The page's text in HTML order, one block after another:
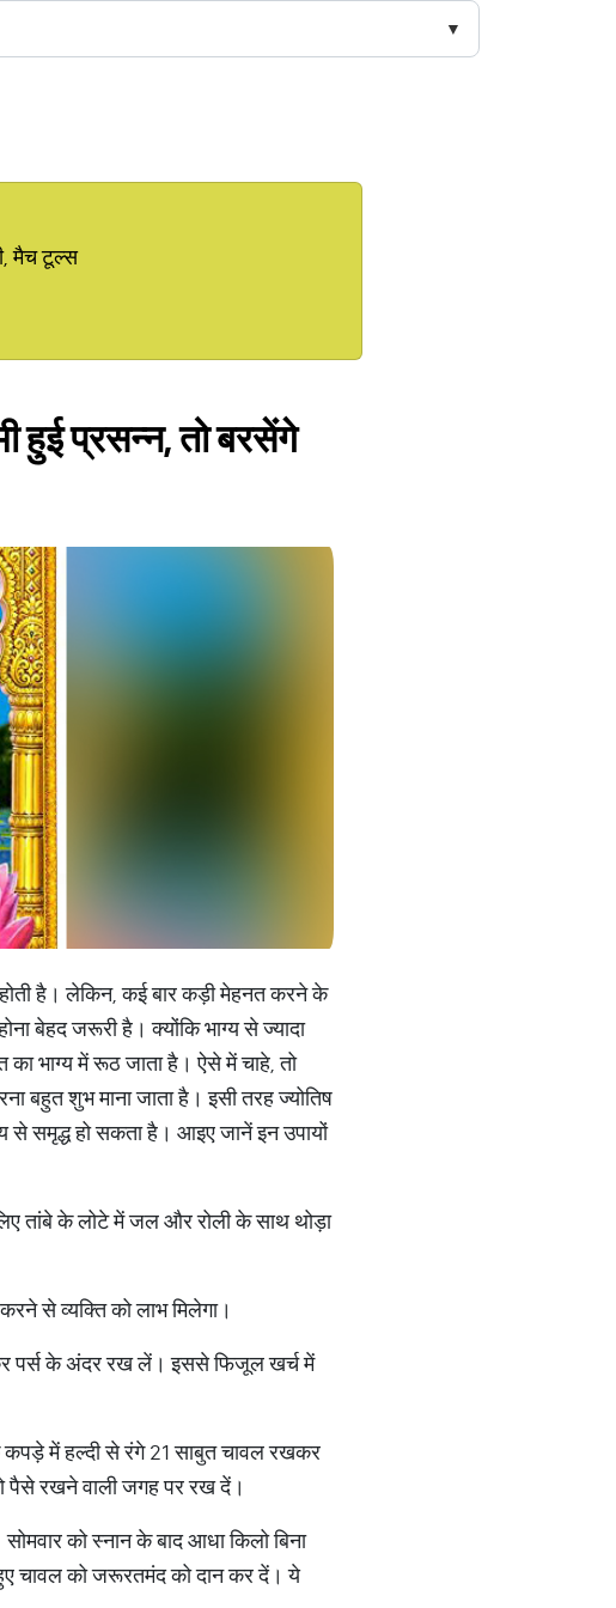
मैच टूल्स
हुई प्रसन्न, तो बरसेंगे
है। लेकिन, कई बार कड़ी मेहनत करने के
बेहद जरूरी है। क्योंकि भाग्य से ज्यादा
का भाग्य में रूठ जाता है। ऐसे में चाहे, तो
शुभ माना जाता है। इसी तरह ज्योतिष
से समृद्ध हो सकता है। आइए जानें इन उपायों
तांबे के लोटे में जल और रोली के साथ थोड़ा
से व्यक्ति को लाभ मिलेगा।
पर्स के अंदर रख लें। इससे फिजूल खर्च में
कपड़े में हल्दी से रंगे 21 साबुत चावल रखकर
पैसे रखने वाली जगह पर रख दें।
को स्नान के बाद आधा किलो बिना
चावल को जरूरतमंद को दान कर दें। ये